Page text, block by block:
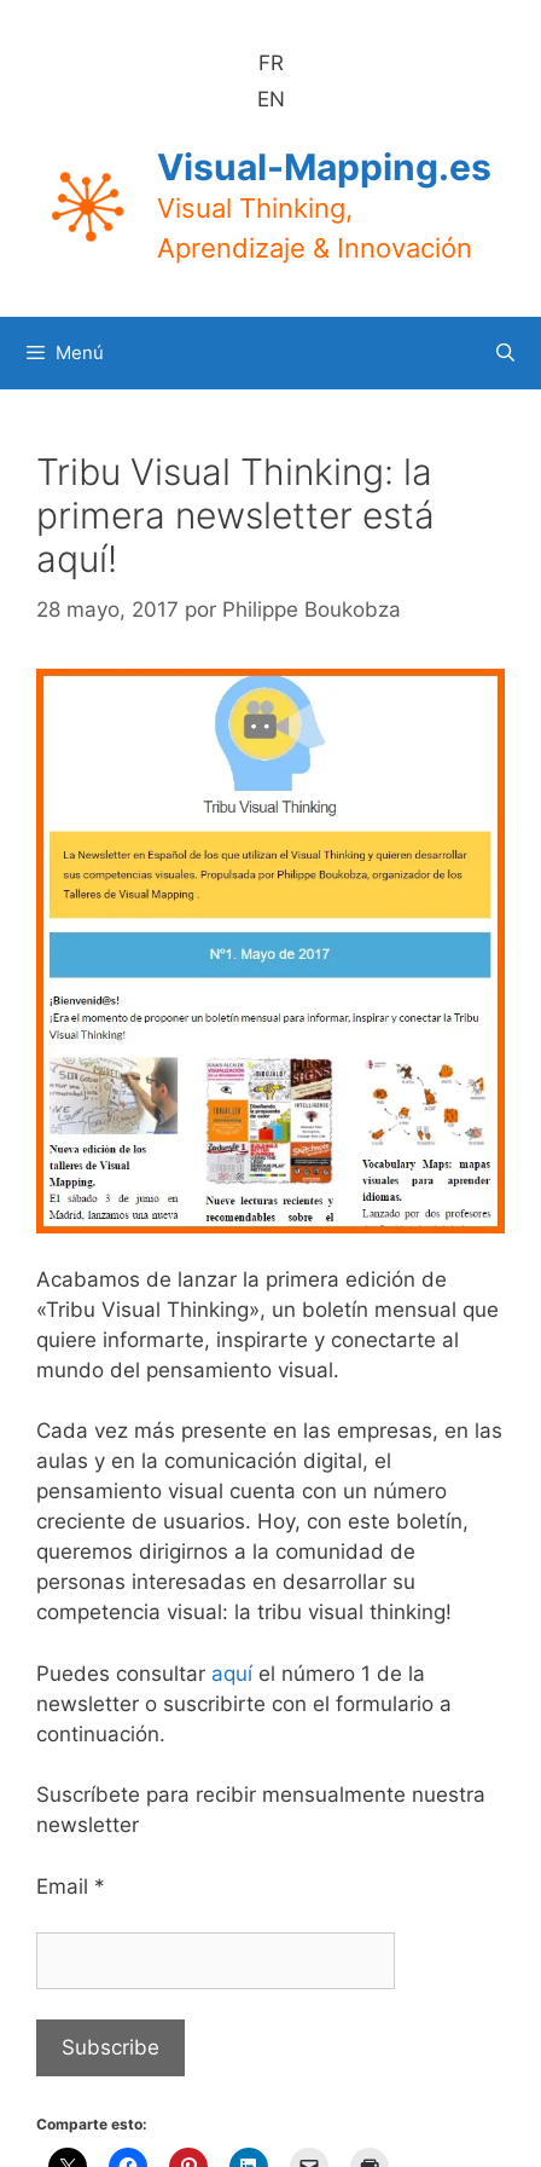
FR
EN
Visual-Mapping.es
Visual Thinking,
Aprendizaje & Innovación
Menú
Tribu Visual Thinking: la
primera newsletter está
aquí!
28 mayo, 2017 por Philippe Boukobza
Acabamos de lanzar la primera edición de
«Tribu Visual Thinking», un boletín mensual que
quiere informarte, inspirarte y conectarte al
mundo del pensamiento visual.
Cada vez más presente en las empresas, en las
aulas y en la comunicación digital, el
pensamiento visual cuenta con un número
creciente de usuarios. Hoy, con este boletín,
queremos dirigirnos a la comunidad de
personas interesadas en desarrollar su
competencia visual: la tribu visual thinking!
Puedes consultar aquíel número 1 de la
newsletter o suscribirte con el formulario a
continuación.
Suscríbete para recibir mensualmente nuestra
newsletter
Email *
Comparte esto: